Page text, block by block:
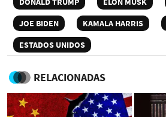
JOE BIDEN
KAMALA HARRIS
ESTADOS UNIDOS
RELACIONADAS